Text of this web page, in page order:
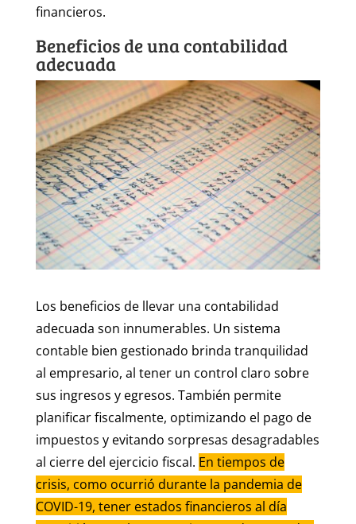
financieros.
Beneficios de una contabilidad
adecuada
Los beneficios de llevar una contabilidad
adecuada son innumerables. Un sistema
contable bien gestionado brinda tranquilidad
al empresario, al tener un control claro sobre
sus ingresos y egresos. También permite
planificar fiscalmente, optimizando el pago de
impuestos y evitando sorpresas desagradables
al cierre del ejercicio fiscal. En tiempos de
crisis, como ocurrió durante la pandemia de
COVID-19, tener estados financieros al día